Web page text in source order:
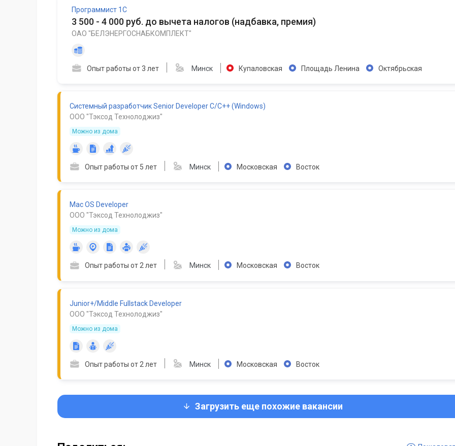
Программист 1С
3 500 - 4 000 руб. до вычета налогов (надбавка, премия)
ОАО "БЕЛЭНЕРГОСНАБКОМПЛЕКТ"
Опыт работы от 3 лет Минск Купаловская Площадь Ленина Октябрьская
Системный разработчик Senior Developer C/C++ (Windows)
ООО "Тэксод Технолоджиз"
Можно из дома
Опыт работы от 5 лет Минск Московская Восток
Mac OS Developer
ООО "Тэксод Технолоджиз"
Можно из дома
Опыт работы от 2 лет Минск Московская Восток
Junior+/Middle Fullstack Developer
ООО "Тэксод Технолоджиз"
Можно из дома
Опыт работы от 2 лет Минск Московская Восток
Загрузить еще похожие вакансии